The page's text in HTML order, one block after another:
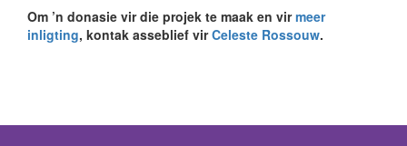
Om ’n donasie vir die projek te maak en virmeer
inligting, kontak asseblief virCeleste Rossouw.